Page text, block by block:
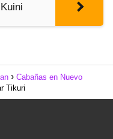
Cabañas en Nuevo
Tikuri